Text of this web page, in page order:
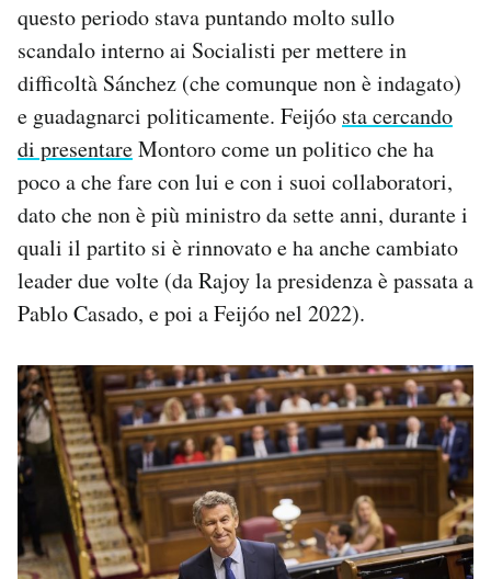
questo periodo stava puntando molto sullo
scandalo interno ai Socialisti per mettere in
difficoltà Sánchez (che comunque non è indagato)
e guadagnarci politicamente. Feijóo sta cercando
di presentareMontoro come un politico che ha
poco a che fare con lui e con i suoi collaboratori,
dato che non è più ministro da sette anni, durante i
quali il partito si è rinnovato e ha anche cambiato
leader due volte (da Rajoy la presidenza è passata a
Pablo Casado, e poi a Feijóo nel 2022).